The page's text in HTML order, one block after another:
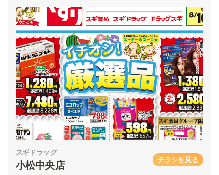
スギドラッグ
小松中央店 チラシを見る